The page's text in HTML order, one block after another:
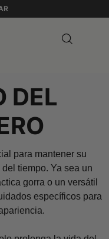
DEL
para mantener su
tiempo. Ya sea un
gorra o un versátil
específicos para